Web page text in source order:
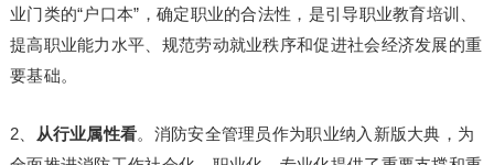
业门类的“户口本”，确定职业的合法性，是引导职业教育培训、
提高职业能力水平、规范劳动就业秩序和促进社会经济发展的重
要基础。
2、 从行业属性看。消防安全管理员作为职业纳入新版大典，为